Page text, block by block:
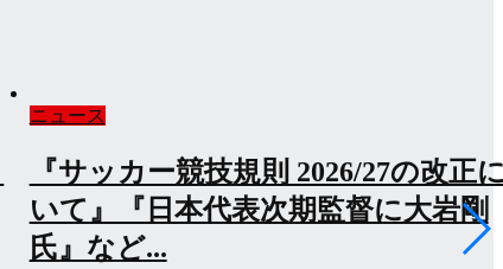
ニュース
『曺貴裁監督インタビュー』『
REDS、有料化へ』など【浦和レッ
タま...